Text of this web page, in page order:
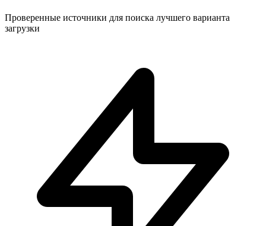
Проверенные источники для поиска лучшего варианта
загрузки